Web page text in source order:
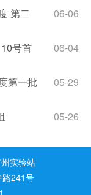
第二
06-06
号首
06-04
第一批
05-29
05-26
实验站
路241号